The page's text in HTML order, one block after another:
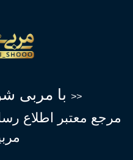
<< با مربی
مرجع معتبر اطلاع‌